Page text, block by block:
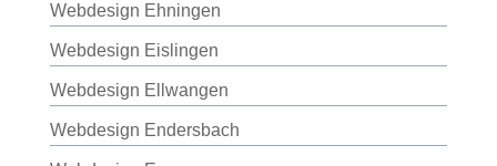
Webdesign Ehningen
Webdesign Eislingen
Webdesign Ellwangen
Webdesign Endersbach